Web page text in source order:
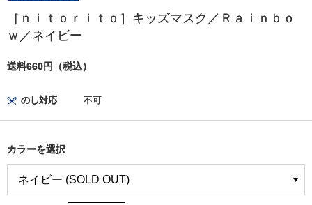
［ｎｉｔｏｒｉｔｏ］キッズマスク／Ｒａｉｎｂｏ
ｗ／ネイビー
送料660円（税込）
のし対応 不可
カラーを選択